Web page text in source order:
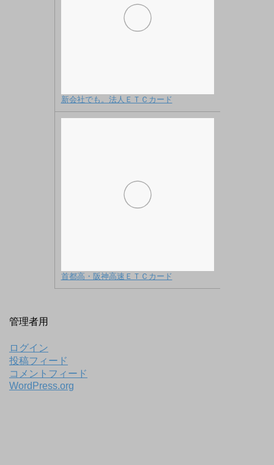
新会社でも。法人ＥＴＣカード
首都高・阪神高速ＥＴＣカード
管理者用
ログイン
投稿フィード
コメントフィード
WordPress.org